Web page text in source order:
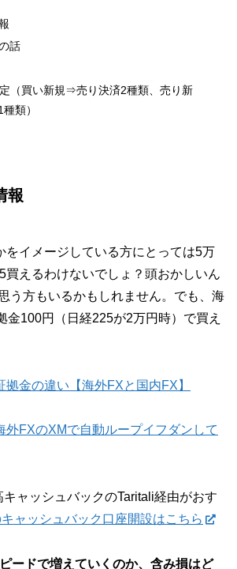
話
（買い新規⇒売り決済2種類、売り新
類）
報
をイメージしている方にとっては5万
買えるわけないでしょ？頭おかしいん
う方もいるかもしれません。でも、海
金100円（日経225が2万円時）で買え
拠金の違い【海外FXと国内FX】
外FXのXMで自動ループイフダンして
ャッシュバックのTaritali経由がおす
ャッシュバック口座開設はこちら
ードで増えていくのか、含み損はど